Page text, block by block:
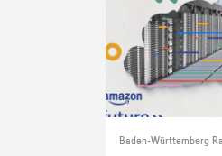
Baden-Württemberg